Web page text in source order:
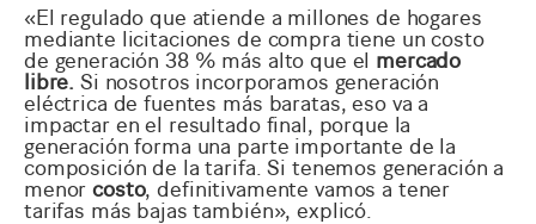
«El regulado que atiende a millones de hogares
mediante licitaciones de compra tiene un costo
de generación 38 % más alto que el mercado
libre. Si nosotros incorporamos generación
eléctrica de fuentes más baratas, eso va a
impactar en el resultado final, porque la
generación forma una parte importante de la
composición de la tarifa. Si tenemos generación a
menorcosto, definitivamente vamos a tener
tarifas más bajas también», explicó.